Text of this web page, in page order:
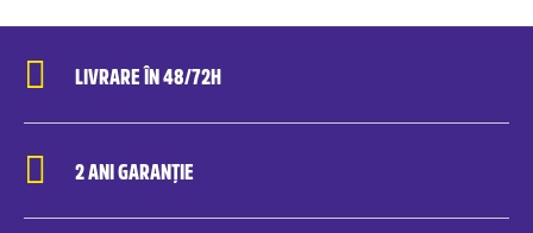
LIVRARE ÎN 48/72H
2 ANI GARANȚIE